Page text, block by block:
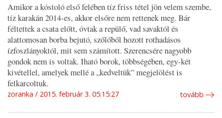
Amikor a kóstoló első felében tíz friss tétel jön velem szembe,
tíz karakán 2014-es, akkor elsőre nem rettenek meg. Bár
féltettek a csata előtt, óvtak a repülő, vad savaktól és
alattomosan borba bejutó, szőlőből hozott rothadásos
ízfoszlányoktól, mit sem számított. Szerencsére nagyobb
gondok nem is voltak. Iható borok, többségében, egy-két
kivétellel, amelyek mellé a „kedveltük” megjelölést is
felkarcoltuk.
zoranka 2015. február 3. 05:15:27 tovább